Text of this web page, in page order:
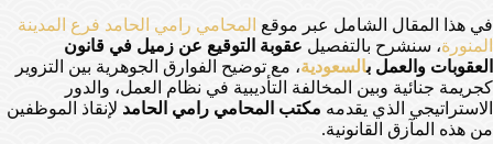
في هذا المقال الشامل عبر موقع المحامي رامي الحامد فرع المدينة
المنورة، سنشرح بالتفصيل عقوبة التوقيع عن زميل في قانون
العقوبات والعمل بالسعودية، مع توضيح الفوارق الجوهرية بين التزوير
كجريمة جنائية وبين المخالفة التأديبية في نظام العمل، والدور
الاستراتيجي الذي يقدمه مكتب المحامي رامي الحامد لإنقاذ الموظفين
من هذه المآزق القانونية.